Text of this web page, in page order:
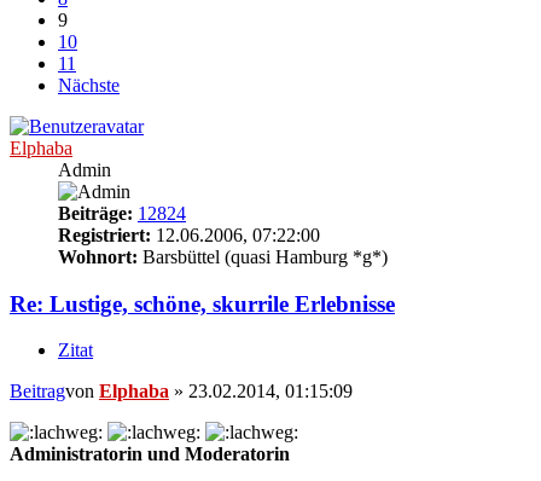
9
10
11
Nächste
Elphaba
Admin
Beiträge: 12824
Registriert: 12.06.2006, 07:22:00
Wohnort: Barsbüttel (quasi Hamburg *g*)
Re: Lustige, schöne, skurrile Erlebnisse
Zitat
Beitragvon Elphaba » 23.02.2014, 01:15:09
Administratorin und Moderatorin